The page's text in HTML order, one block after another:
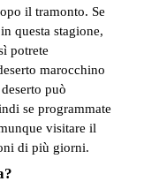
il tramonto. Se
questa stagione,
potrete
marocchino
può
se programmate
visitare il
di più giorni.